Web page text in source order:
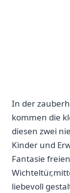
In der
‌kommen⁤ die
diesen zwei
Kinder und
Fantasie
liebevoll